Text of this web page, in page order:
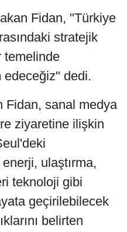
Fidan, "Türkiye
stratejik
temelinde
edeceğiz" dedi.
Fidan, sanal medya
ziyaretine ilişkin
ulaştırma,
teknoloji gibi
geçirilebilecek
belirten